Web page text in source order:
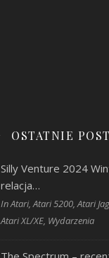
OSTATNIE
Silly Venture 2024
relacja…
In Atari, Atari 5200, Atari
Atari XL/XE, Wydarzenia